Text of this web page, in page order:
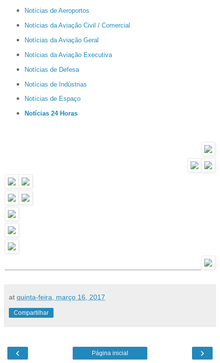
Notícias de Aeroportos
Notícias da Aviação Civil / Comercial
Notícias da Aviação Geral
Notícias da Aviação Executiva
Notícias de Defesa
Notícias de Indústrias
Notícias de Espaço
Notícias 24 Horas
at quinta-feira, março 16, 2017
Compartilhar
‹ ›
Página inicial